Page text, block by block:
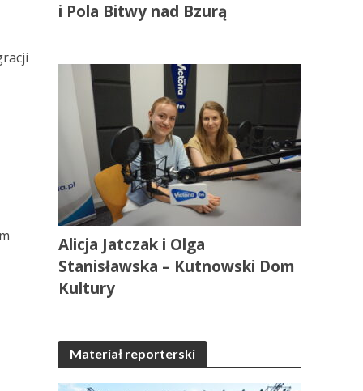
i Pola Bitwy nad Bzurą
Alicja Jatczak i Olga
Stanisławska – Kutnowski Dom
Kultury
Materiał reporterski